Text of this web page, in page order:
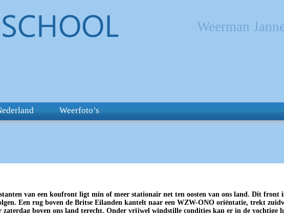
Weerman
Weerfoto’s
van een koufront ligt min of meer stationair net ten oosten van ons land. Dit front
Een rug boven de Britse Eilanden kantelt naar een WZW-ONO oriëntatie, trekt
boven ons land terecht. Onder vrijwel windstille condities kan er in de vochtige